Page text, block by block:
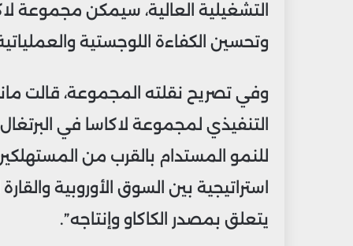
التشغيلية العالية، سيمكن مجموعة
وتحسين الكفاءة اللوجستية
وفي تصريح نقلته المجموعة، قالت
التنفيذي لمجموعة لاكاسا في
للنمو المستدام بالقرب من
استراتيجية بين السوق الأوروبية
يتعلق بمصدر الكاكاو وإنتاجه”.